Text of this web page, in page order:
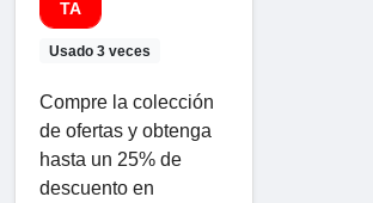
TA
Usado 3 veces
Compre la colección
de ofertas y obtenga
hasta un 25% de
descuento en